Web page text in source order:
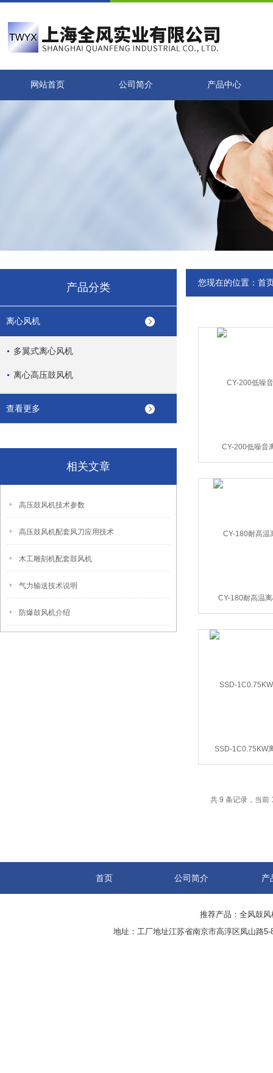
网站首页 公司简介 产品中心
产品分类
离心风机
多翼式离心风机
离心高压鼓风机
查看更多
相关文章
高压鼓风机技术参数
高压鼓风机配套风刀应用技术
木工雕刻机配套鼓风机
气力输送技术说明
防爆鼓风机介绍
您现在的位置： 首
CY-200低噪音
CY-180耐高温
SSD-1C0.75KW
共 9 条记录，当
首页 公司简介 产
推荐产品： 全风鼓风
地址：工厂地址江苏省南京市高淳区凤山